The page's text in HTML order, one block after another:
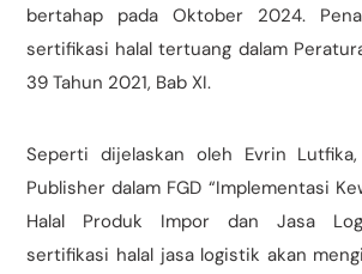
bertahap pada Oktober 2024.
sertifikasi halal tertuang dalam
39 Tahun 2021, Bab XI.
Seperti dijelaskan oleh Evrin Lutfika,
Publisher dalam FGD “Implementasi
Halal Produk Impor dan Jasa
sertifikasi halal jasa logistik akan